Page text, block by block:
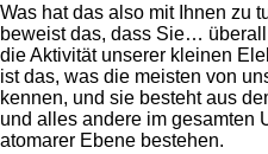
Was hat das also mit Ihnen zu
beweist das, dass Sie…
die Aktivität unserer kleinen
ist das, was die meisten von
kennen, und sie besteht aus
und alles andere im gesamten
atomarer Ebene bestehen.